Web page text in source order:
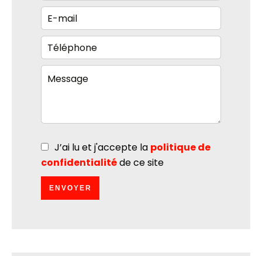
J’ai lu et j'accepte la politique de
confidentialitéde ce site
ENVOYER